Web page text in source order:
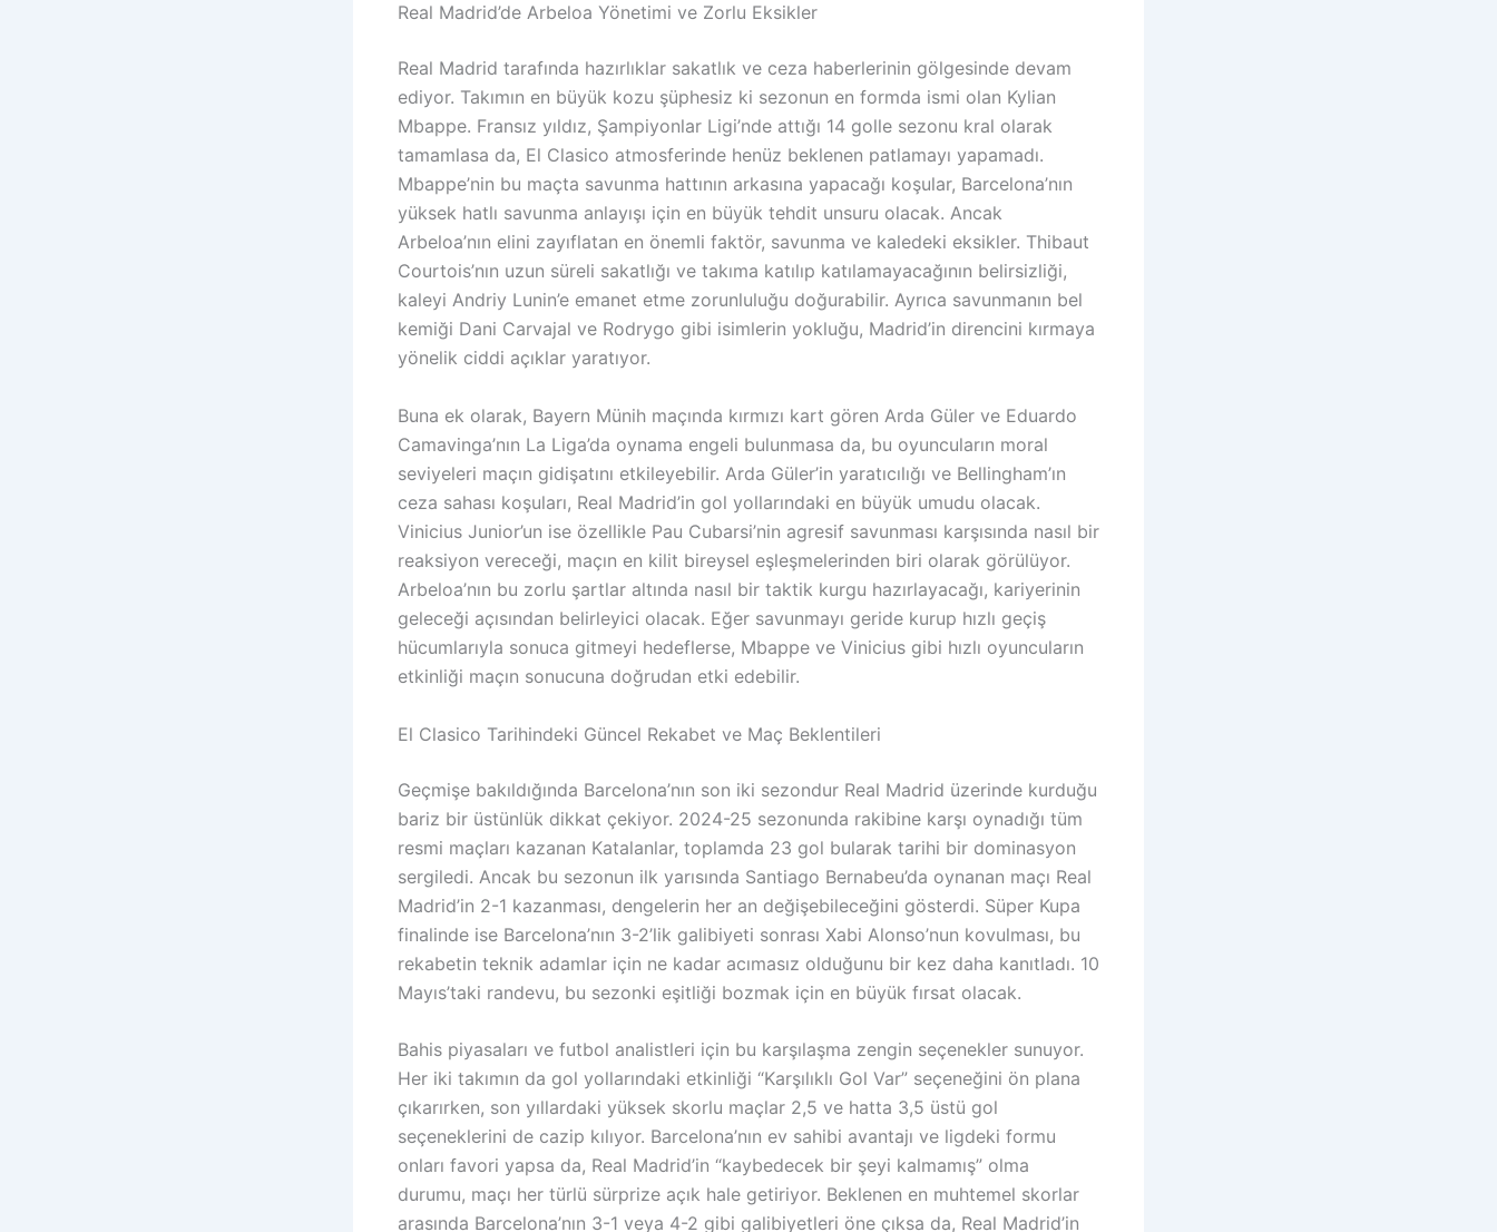
Real Madrid’de Arbeloa Yönetimi ve Zorlu Eksikler
Real Madrid tarafında hazırlıklar sakatlık ve ceza haberlerinin gölgesinde devam
ediyor. Takımın en büyük kozu şüphesiz ki sezonun en formda ismi olan Kylian
Mbappe. Fransız yıldız, Şampiyonlar Ligi’nde attığı 14 golle sezonu kral olarak
tamamlasa da, El Clasico atmosferinde henüz beklenen patlamayı yapamadı.
Mbappe’nin bu maçta savunma hattının arkasına yapacağı koşular, Barcelona’nın
yüksek hatlı savunma anlayışı için en büyük tehdit unsuru olacak. Ancak
Arbeloa’nın elini zayıflatan en önemli faktör, savunma ve kaledeki eksikler. Thibaut
Courtois’nın uzun süreli sakatlığı ve takıma katılıp katılamayacağının belirsizliği,
kaleyi Andriy Lunin’e emanet etme zorunluluğu doğurabilir. Ayrıca savunmanın bel
kemiği Dani Carvajal ve Rodrygo gibi isimlerin yokluğu, Madrid’in direncini kırmaya
yönelik ciddi açıklar yaratıyor.
Buna ek olarak, Bayern Münih maçında kırmızı kart gören Arda Güler ve Eduardo
Camavinga’nın La Liga’da oynama engeli bulunmasa da, bu oyuncuların moral
seviyeleri maçın gidişatını etkileyebilir. Arda Güler’in yaratıcılığı ve Bellingham’ın
ceza sahası koşuları, Real Madrid’in gol yollarındaki en büyük umudu olacak.
Vinicius Junior’un ise özellikle Pau Cubarsi’nin agresif savunması karşısında nasıl bir
reaksiyon vereceği, maçın en kilit bireysel eşleşmelerinden biri olarak görülüyor.
Arbeloa’nın bu zorlu şartlar altında nasıl bir taktik kurgu hazırlayacağı, kariyerinin
geleceği açısından belirleyici olacak. Eğer savunmayı geride kurup hızlı geçiş
hücumlarıyla sonuca gitmeyi hedeflerse, Mbappe ve Vinicius gibi hızlı oyuncuların
etkinliği maçın sonucuna doğrudan etki edebilir.
El Clasico Tarihindeki Güncel Rekabet ve Maç Beklentileri
Geçmişe bakıldığında Barcelona’nın son iki sezondur Real Madrid üzerinde kurduğu
bariz bir üstünlük dikkat çekiyor. 2024-25 sezonunda rakibine karşı oynadığı tüm
resmi maçları kazanan Katalanlar, toplamda 23 gol bularak tarihi bir dominasyon
sergiledi. Ancak bu sezonun ilk yarısında Santiago Bernabeu’da oynanan maçı Real
Madrid’in 2-1 kazanması, dengelerin her an değişebileceğini gösterdi. Süper Kupa
finalinde ise Barcelona’nın 3-2’lik galibiyeti sonrası Xabi Alonso’nun kovulması, bu
rekabetin teknik adamlar için ne kadar acımasız olduğunu bir kez daha kanıtladı. 10
Mayıs’taki randevu, bu sezonki eşitliği bozmak için en büyük fırsat olacak.
Bahis piyasaları ve futbol analistleri için bu karşılaşma zengin seçenekler sunuyor.
Her iki takımın da gol yollarındaki etkinliği “Karşılıklı Gol Var” seçeneğini ön plana
çıkarırken, son yıllardaki yüksek skorlu maçlar 2,5 ve hatta 3,5 üstü gol
seçeneklerini de cazip kılıyor. Barcelona’nın ev sahibi avantajı ve ligdeki formu
onları favori yapsa da, Real Madrid’in “kaybedecek bir şeyi kalmamış” olma
durumu, maçı her türlü sürprize açık hale getiriyor. Beklenen en muhtemel skorlar
arasında Barcelona’nın 3-1 veya 4-2 gibi galibiyetleri öne çıksa da, Real Madrid’in